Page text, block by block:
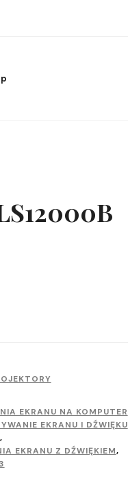
EKRANU NA KOMPUTER
EKRANU I DŹWIĘKU
,
EKRANU Z DŹWIĘKIEM,